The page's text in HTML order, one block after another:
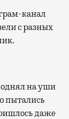
канал
с разных
на уши
пытались
даже